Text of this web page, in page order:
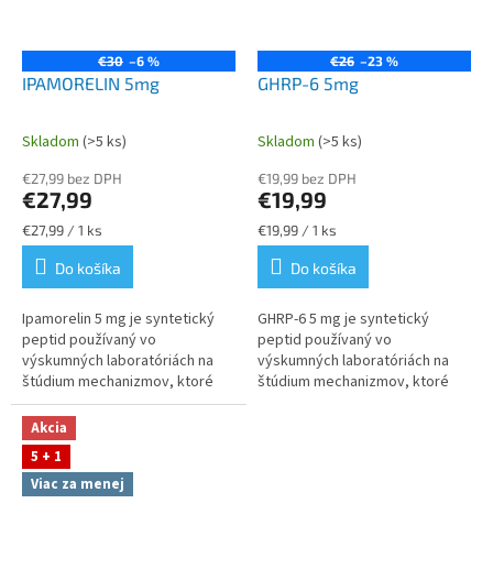
€30 –6 %
IPAMORELIN 5mg
Priemerné
produktu
je
4,5
z
hviezdičiek.
Skladom (>5 ks)
€27,99 bez DPH
€27,99
Jednotková
cena:
€27,99 / 1 ks
Do košíka
Ipamorelin 5 mg je syntetický
peptid používaný vo
výskumných laboratóriách na
štúdium mechanizmov, ktoré
ovplyvňujú uvoľňovanie
rastového hormónu, bunkovú
signalizáciu a...
€26 –23 %
GHRP-6 5mg
Priemerné
produktu
je
5,0
z
hviezdičiek.
Skladom (>5 ks)
€19,99 bez DPH
€19,99
Jednotková
cena:
€19,99 / 1 ks
Do košíka
GHRP‑6 5 mg je syntetický
peptid používaný vo
výskumných laboratóriách na
štúdium mechanizmov, ktoré
Akcia
5 + 1
Viac za menej